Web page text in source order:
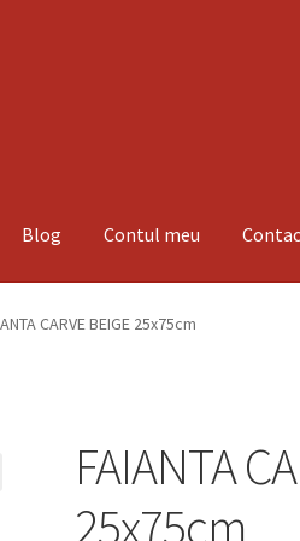
Blog Contul meu
noiInformatiiMagazin
CARVE BEIGE 25x75cm
FAIANTA
25x75cm